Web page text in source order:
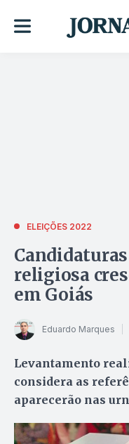
ELEIÇÕES 2022
religiosa
em Goiás
Eduardo Marques
Levantamento
considera as
aparecerão nas